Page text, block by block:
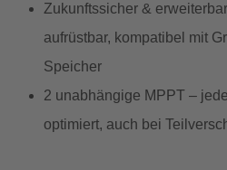
Zukunftssicher &
aufrüstbar, kompatibel mit
Speicher
2 unabhängige MPPT –
optimiert, auch bei